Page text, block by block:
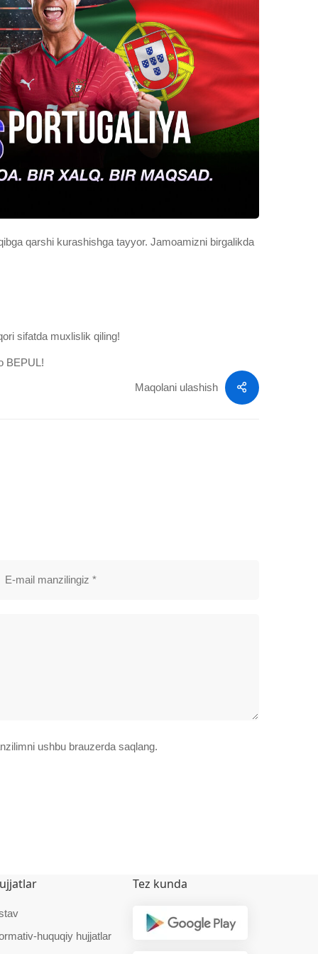
qarshi kurashishga tayyor. Jamoamizni birgalikda
sifatda muxlislik qiling!
BEPUL!
Maqolani ulashish
ushbu brauzerda saqlang.
huquqiy hujjatlar
Tez kunda